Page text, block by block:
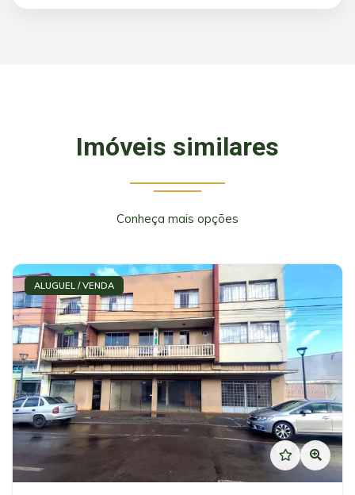
Imóveis similares
Conheça mais opções
ALUGUEL / VENDA